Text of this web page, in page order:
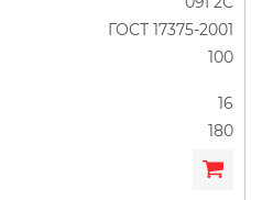
ГОСТ 17375-2001
100
16
180